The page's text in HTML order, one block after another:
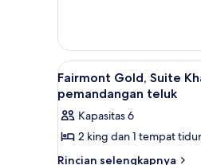
Tempat
Tidur
Double,
pemandangan
kota
Fairmont
Gold,
Kamar,
2
Tempat
Tidur
Double,
pemandangan
kota
Lihat
semua
foto
untuk
Fairmont
Gold,
11
Fairmont Gold, Suite
pemandangan teluk
Kapasitas 6
2 king dan 1 tempat
Rincian selengkapnya
Rincian